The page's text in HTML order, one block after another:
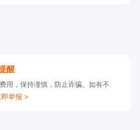
业绩奖金+年终分红，
可享受股权激励，全职员工缴纳
利、带薪年假等。
醒
用，保持谨慎，防止诈骗。如有不
即举报 >